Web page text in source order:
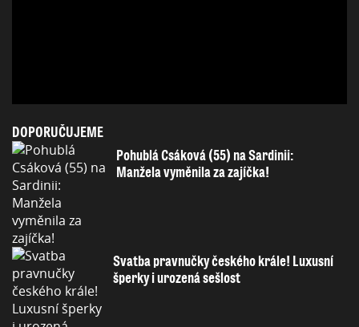
DOPORUČUJEME
Pohublá Csáková (55) na Sardinii:
Manžela vyměnila za zajíčka!
Svatba pravnučky českého krále! Luxusní
šperky i urozená sešlost